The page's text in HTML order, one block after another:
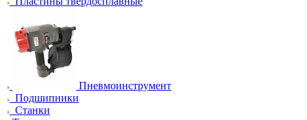
Пневмоинструмент
Подшипники
Станки